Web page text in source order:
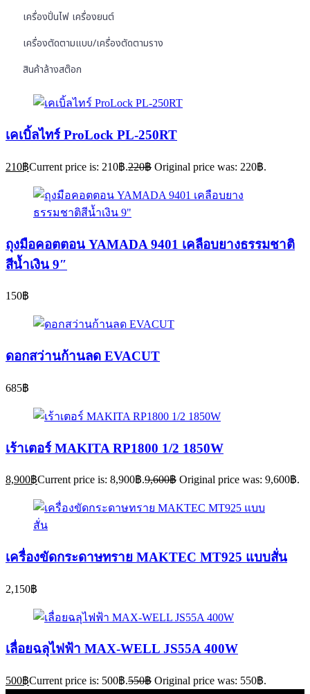
เครื่องปั่นไฟ เครื่องยนต์
เครื่องตัดตามแบบ/เครื่องตัดตามราง
สินค้าล้างสต๊อก
เคเบิ้ลไทร์ ProLock PL-250RT
210฿Current price is: 210฿.220฿ Original price was: 220฿.
ถุงมือคอตตอน YAMADA 9401 เคลือบยางธรรมชาติ
สีน้ำเงิน 9″
150฿
ดอกสว่านก้านลด EVACUT
685฿
เร้าเตอร์ MAKITA RP1800 1/2 1850W
8,900฿Current price is: 8,900฿.9,600฿ Original price was: 9,600฿.
เครื่องขัดกระดาษทราย MAKTEC MT925 แบบสั่น
2,150฿
เลื่อยฉลุไฟฟ้า MAX-WELL JS55A 400W
500฿Current price is: 500฿.550฿ Original price was: 550฿.